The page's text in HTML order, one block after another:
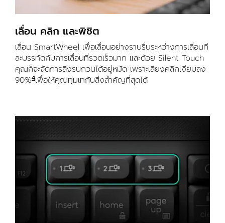
เลื่อน คลิก และพิชิต
เลื่อน SmartWheel เพื่อเลื่อนอย่างราบรื่นระหว่างการเลื่อนที
ละบรรทัดกับการเลื่อนที่รวดเร็วมาก และด้วย Silent Touch
คุณก็จะจัดการสิ่งรบกวนได้อยู่หมัด เพราะเสียงคลิกเงียบลง
90%4เสียงคลิกลดลงมากกว่า 90% เมื่อเปรียบเทียบกับ
เพื่อให้คุณทุ่มเทกับสิ่งสำคัญที่สุดได้